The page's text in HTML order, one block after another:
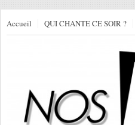
Accueil QUI CHANTE CE SOIR ?